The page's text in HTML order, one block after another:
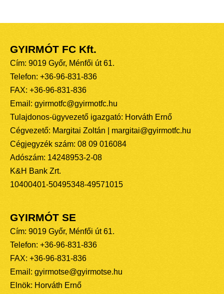
GYIRMÓT FC Kft.
Cím: 9019 Győr, Ménfői út 61.
Telefon: +36-96-831-836
FAX: +36-96-831-836
Email: gyirmotfc@gyirmotfc.hu
Tulajdonos-ügyvezető igazgató: Horváth Ernő
Cégvezető: Margitai Zoltán | margitai@gyirmotfc.hu
Cégjegyzék szám: 08 09 016084
Adószám: 14248953-2-08
K&H Bank Zrt.
10400401-50495348-49571015
GYIRMÓT SE
Cím: 9019 Győr, Ménfői út 61.
Telefon: +36-96-831-836
FAX: +36-96-831-836
Email: gyirmotse@gyirmotse.hu
Elnök: Horváth Ernő